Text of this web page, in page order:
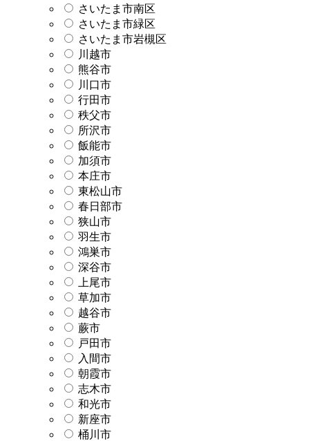
さいたま市南区
さいたま市緑区
さいたま市岩槻区
川越市
熊谷市
川口市
行田市
秩父市
所沢市
飯能市
加須市
本庄市
東松山市
春日部市
狭山市
羽生市
鴻巣市
深谷市
上尾市
草加市
越谷市
蕨市
戸田市
入間市
朝霞市
志木市
和光市
新座市
桶川市